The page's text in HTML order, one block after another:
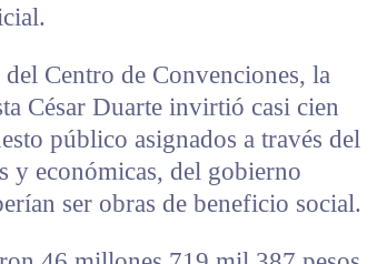
Centro de Convenciones, la
César Duarte invirtió casi cien
público asignados a través del
y económicas, del gobierno
ser obras de beneficio social.